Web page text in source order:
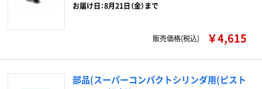
お届け日：8月21日（金）まで
販売価格(税込) ￥4,615
部品(スーパーコンパクトシリンダ用(ピスト